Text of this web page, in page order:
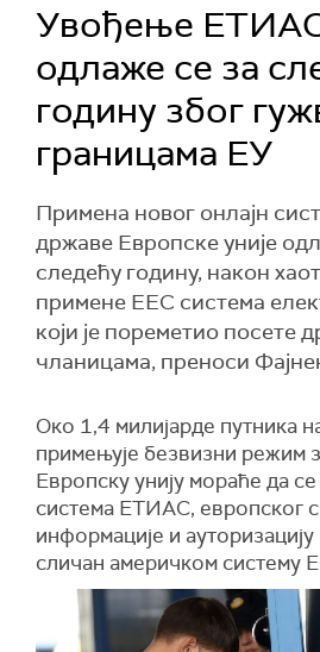
Увођење
одлаже се за
годину због
границама ЕУ
Примена новог онлајн
државе Европске уније
следећу годину, након
примене ЕЕС система
који је пореметио посете
чланицама, преноси
Око 1,4 милијарде путника
примењује безвизни режим
Европску унију мораће да се
система ЕТИАС, европског
информације и ауторизацију
сличан америчком систему